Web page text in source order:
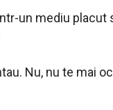
un mediu
Nu, nu te mai